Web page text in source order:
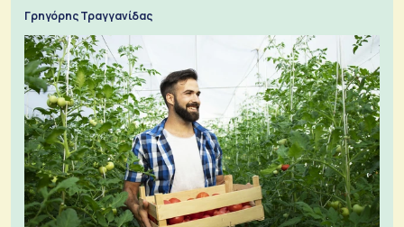
Γρηγόρης Τραγγανίδας